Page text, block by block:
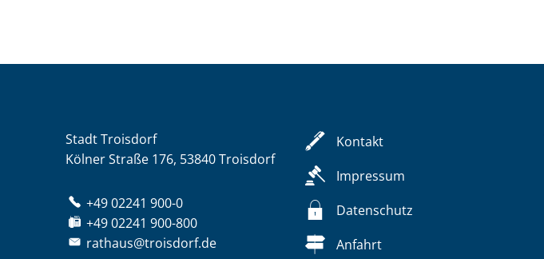
Stadt Troisdorf
Kölner Straße 176, 53840 Troisdorf
+49 02241 900-0
+49 02241 900-800
rathaus@troisdorf.de
Kontakt
Impressum
Datenschutz
Anfahrt